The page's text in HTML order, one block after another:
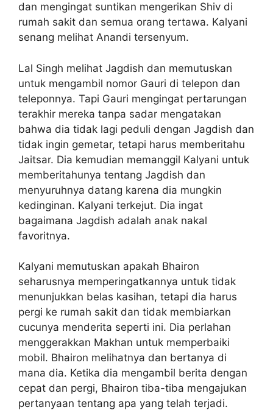
dan mengingat suntikan mengerikan Shiv di
rumah sakit dan semua orang tertawa. Kalyani
senang melihat Anandi tersenyum.
Lal Singh melihat Jagdish dan memutuskan
untuk mengambil nomor Gauri di telepon dan
teleponnya. Tapi Gauri mengingat pertarungan
terakhir mereka tanpa sadar mengatakan
bahwa dia tidak lagi peduli dengan Jagdish dan
tidak ingin gemetar, tetapi harus memberitahu
Jaitsar. Dia kemudian memanggil Kalyani untuk
memberitahunya tentang Jagdish dan
menyuruhnya datang karena dia mungkin
kedinginan. Kalyani terkejut. Dia ingat
bagaimana Jagdish adalah anak nakal
favoritnya.
Kalyani memutuskan apakah Bhairon
seharusnya memperingatkannya untuk tidak
menunjukkan belas kasihan, tetapi dia harus
pergi ke rumah sakit dan tidak membiarkan
cucunya menderita seperti ini. Dia perlahan
menggerakkan Makhan untuk memperbaiki
mobil. Bhairon melihatnya dan bertanya di
mana dia. Ketika dia mengambil berita dengan
cepat dan pergi, Bhairon tiba-tiba mengajukan
pertanyaan tentang apa yang telah terjadi.